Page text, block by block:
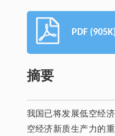
PDF (905K)
摘要
我国已将发展低空经
空经济新质生产力的